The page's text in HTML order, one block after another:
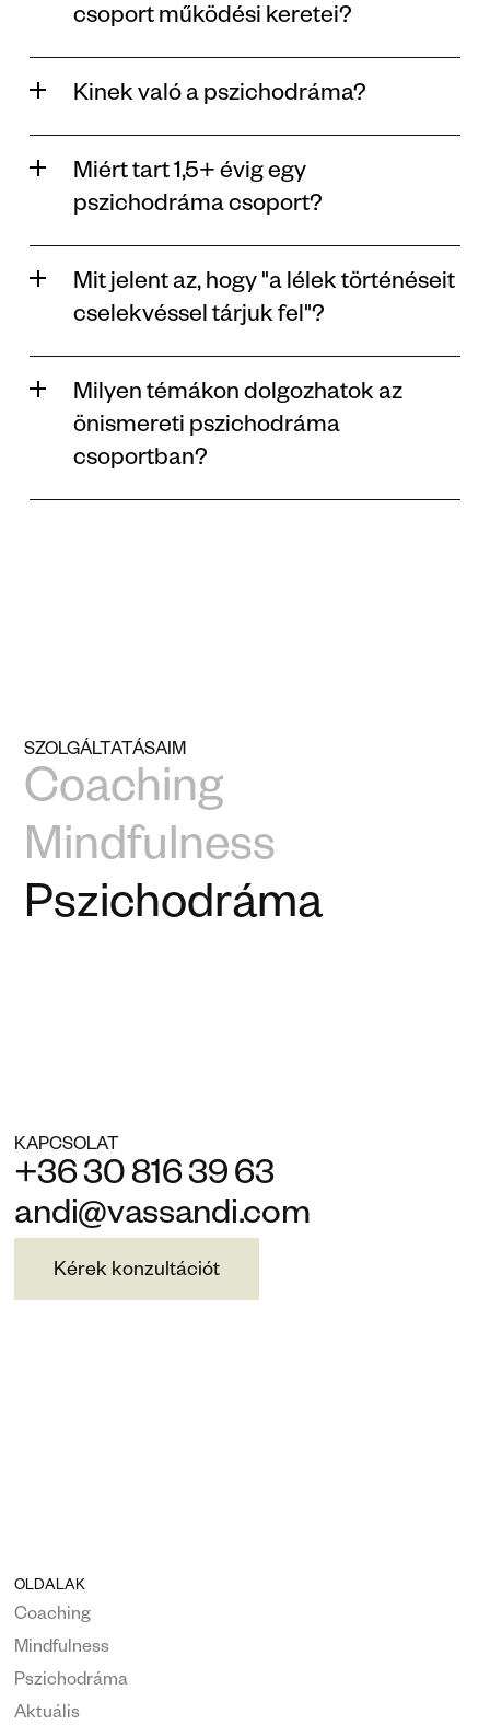
csoport működési keretei?
Kinek való a pszichodráma?
Miért tart 1,5+ évig egy
pszichodráma csoport?
Milyen témákon dolgozhatok az
önismereti pszichodráma
csoportban?
Mit jelent az, hogy "a lélek történéseit
cselekvéssel tárjuk fel"?
SZOLGÁLTATÁSAIM
Coaching
Mindfulness
Pszichodráma
KAPCSOLAT
+36 30 816 39 63
andi@vassandi.com
Kérek konzultációt
OLDALAK
Coaching
Mindfulness
Pszichodráma
Aktuális